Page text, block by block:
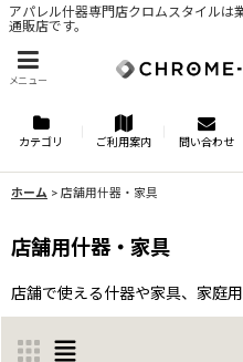
アパレル什器専門店クロムスタイルは
通販店です。
メニュー
カテゴリ ご利用案内 問い合わせ
ホーム > 店舗用什器・家具
店舗用什器・家具
店舗で使える什器や家具、家庭